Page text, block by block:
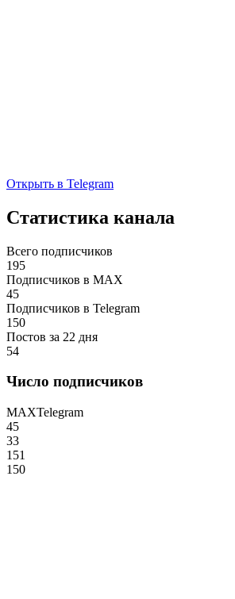
Открыть в Telegram
Статистика канала
Всего подписчиков
195
Подписчиков в MAX
45
Подписчиков в Telegram
150
Постов за 22 дня
54
Число подписчиков
MAXTelegram
45
33
151
150